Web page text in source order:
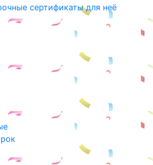
сертификаты для неё